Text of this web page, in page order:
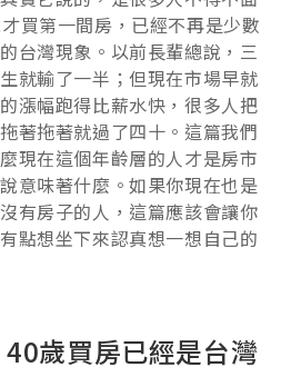
買第一間房，已經不再是少數
台灣現象。以前長輩總說，三
就輸了一半；但現在市場早就
漲幅跑得比薪水快，很多人把
著拖著就過了四十。這篇我們
現在這個年齡層的人才是房市
意味著什麼。如果你現在也是
有房子的人，這篇應該會讓你
點想坐下來認真想一想自己的
歲買房已經是台灣